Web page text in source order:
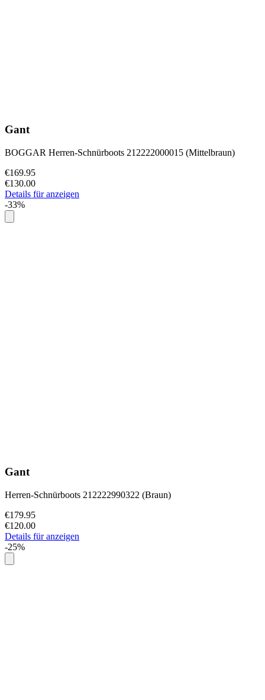
Gant
BOGGAR Herren-Schnürboots 212222000015 (Mittelbraun)
€169.95
€130.00
Details für anzeigen
-33%
Gant
Herren-Schnürboots 212222990322 (Braun)
€179.95
€120.00
Details für anzeigen
-25%